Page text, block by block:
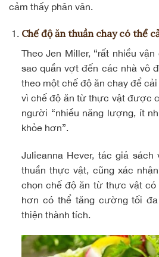
cảm thấy phân vân.
Chế độ ăn thuần chay có thể
Theo Jen Miller, “rất nhiều
sao quần vợt đến các nhà vô
theo một chế độ ăn chay để
vì chế độ ăn từ thực vật được
người “nhiều năng lượng, ít
khỏe hơn”.
Julieanna Hever, tác giả
thuần thực vật, cũng xác
chọn chế độ ăn từ thực vật có
hơn có thể tăng cường tối
thiện thành tích.